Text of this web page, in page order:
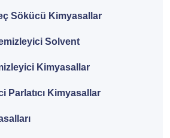
Sökücü Kimyasallar
Solvent
Kimyasallar
Parlatıcı Kimyasallar